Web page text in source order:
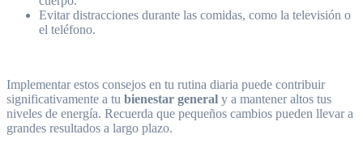
Evitar distracciones durante las comidas, como la televisión o
el teléfono.
Implementar estos consejos en tu rutina diaria puede contribuir
significativamente a tu bienestar general y a mantener altos tus
niveles de energía. Recuerda que pequeños cambios pueden llevar a
grandes resultados a largo plazo.